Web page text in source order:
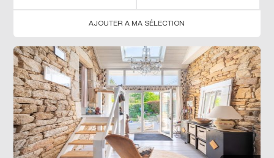
AJOUTER A MA SÉLECTION